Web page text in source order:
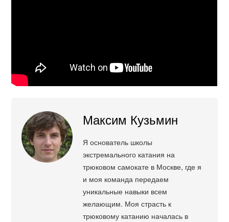
Максим Кузьмин
Я основатель школы
экстремального катания на
трюковом самокате в Москве, где я
и моя команда передаем
уникальные навыки всем
желающим. Моя страсть к
трюковому катанию началась в